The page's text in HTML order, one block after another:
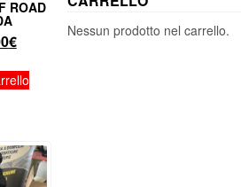
ROAD
€Il
attuale
Nessun prodotto nel carrello.